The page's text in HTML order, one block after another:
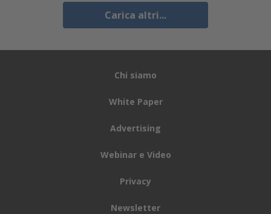
Carica altri...
Chi siamo
White Paper
Advertising
Webinar e Video
Privacy
Newsletter